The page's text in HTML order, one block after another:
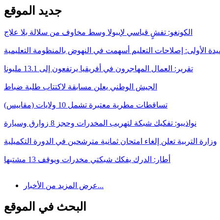
جديد الموقع
الكونغو: تفشٍ قياسي لإيبولا وسط مخاوف من سلالة بلا علاج
الأولى: إصلاحات التعليم أسهمت في النهوض بالمنظومة التعليمية
تقرير: العمال المهاجرون في أفريقيا يرتفعون إلى 13.1 مليونا
الجيش الوطني يعلن مسابقة لاكتتاب طلبة ضباط
تساقطات مطرية معتبرة تشمل 10 ولايات (مقاييس)
نواذيبو: تفكيك شبكة لتهريب المخدرات وحجز 8 زوارق وسيارة
وزارة التربية تعلن إلغاء امتحان ثمانية مترشحين في الدورة التكميلية
أطار: الدرك يفكك شبكتي مخدرات ويوقف 13 مشتبها
عرض المزيد من الأخبار...
البحث في الموقع